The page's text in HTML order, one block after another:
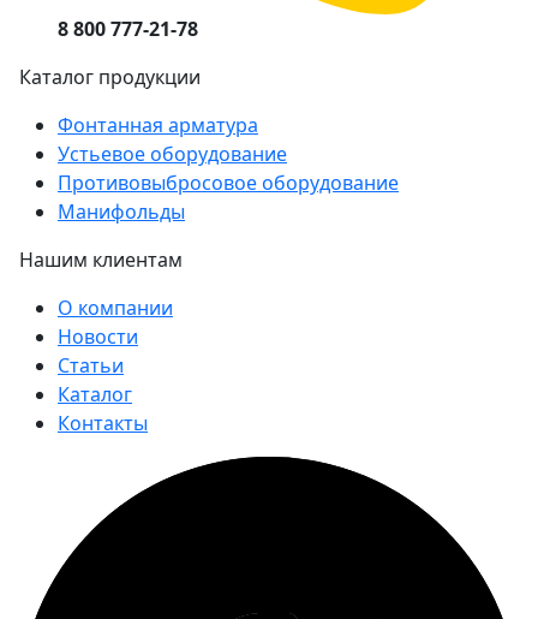
8 800 777-21-78
Каталог продукции
Фонтанная арматура
Устьевое оборудование
Противовыбросовое оборудование
Манифольды
Нашим клиентам
О компании
Новости
Статьи
Каталог
Контакты